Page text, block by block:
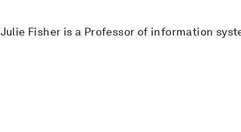
Julie Fisher is a Professor of information